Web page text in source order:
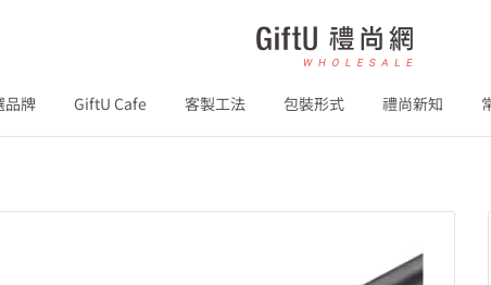
GiftU
品牌 GiftU Cafe 客製工法 包裝形式 禮尚新知